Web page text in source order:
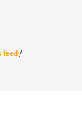
feed